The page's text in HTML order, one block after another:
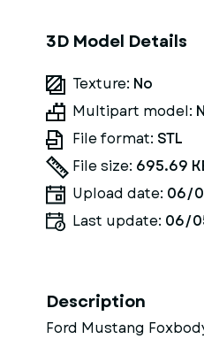
3D Model Details
Texture: No
Multipart model:
File format: STL
File size: 695.69
Upload date: 06/
Last update: 06/
Description
Ford Mustang